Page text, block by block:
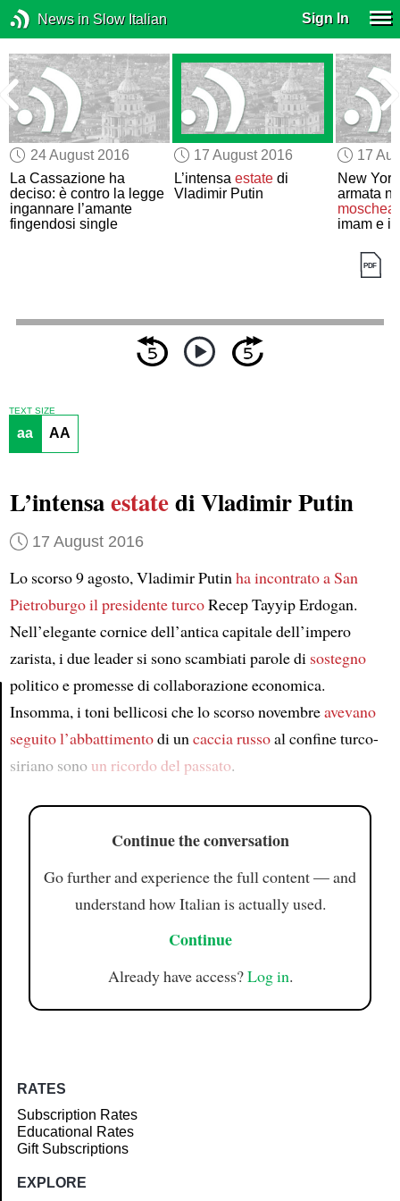
News in Slow Italian Sign In
24 August 2016
La Cassazione ha
deciso: è contro la legge
ingannare l’amante
fingendosi single
17 August 2016
L’intensa estatedi
Vladimir Putin
17
New
armata
moschea
imam e il
Article
TEXT SIZE
aa AA
L’intensaestatedi Vladimir Putin
17 August 2016
Lo scorso 9 agosto, Vladimir Putinha incontrato a San
Pietroburgo il presidente turcoRecep Tayyip Erdogan.
Nell’elegante cornice dell’antica capitale dell’impero
zarista, i due leader si sono scambiati parole di sostegno
politico e promesse di collaborazione economica.
Insomma, i toni bellicosi che lo scorso novembreavevano
seguito l’abbattimentodi uncaccia russoal confine turco-
siriano sonoun ricordo del passato.
Continue the conversation
Go further and experience the full content — and
understand how Italian is actually used.
Continue
Already have access?Log in.
RATES
Subscription Rates
Educational Rates
Gift Subscriptions
EXPLORE